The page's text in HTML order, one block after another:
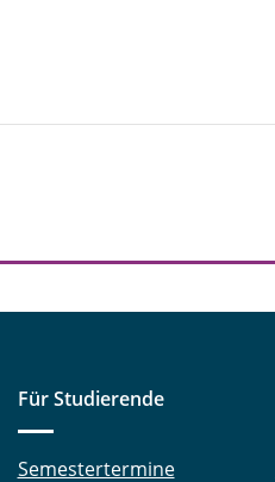
Für Studierende
Semestertermine